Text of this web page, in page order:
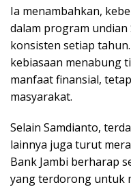
Ia menambahkan,
dalam program undian
konsisten setiap
kebiasaan menabung
manfaat finansial,
masyarakat.
Selain Samdianto,
lainnya juga turut
Bank Jambi berharap
yang terdorong untuk